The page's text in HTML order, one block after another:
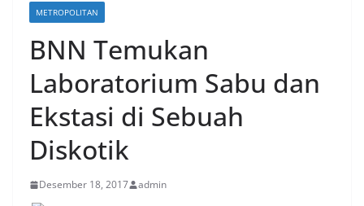
METROPOLITAN
BNN Temukan
Laboratorium Sabu dan
Ekstasi di Sebuah
Diskotik
Desember 18, 2017 admin